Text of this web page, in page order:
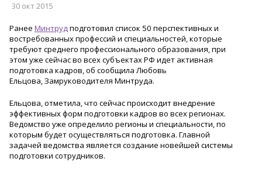
30 окт 2015
Ранее Минтрудподготовил список 50 перспективных и
востребованных профессий и специальностей, которые
требуют среднего профессионального образования, при
этом уже сейчас во всех субъектах РФ идет активная
подготовка кадров, об сообщила Любовь
Ельцова, Замруководителя Минтруда.
Ельцова, отметила, что сейчас происходит внедрение
эффективных форм подготовки кадров во всех регионах.
Ведомство уже определило регионы и специальности, по
которым будет осуществляться подготовка. Главной
задачей ведомства является создание новейшей системы
подготовки сотрудников.